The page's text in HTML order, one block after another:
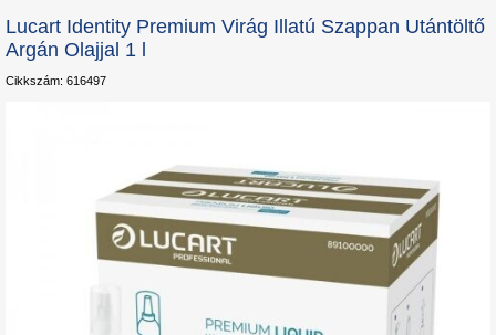
Lucart Identity Premium Virág Illatú Szappan Utántöltő
Argán Olajjal 1 l
Cikkszám: 616497